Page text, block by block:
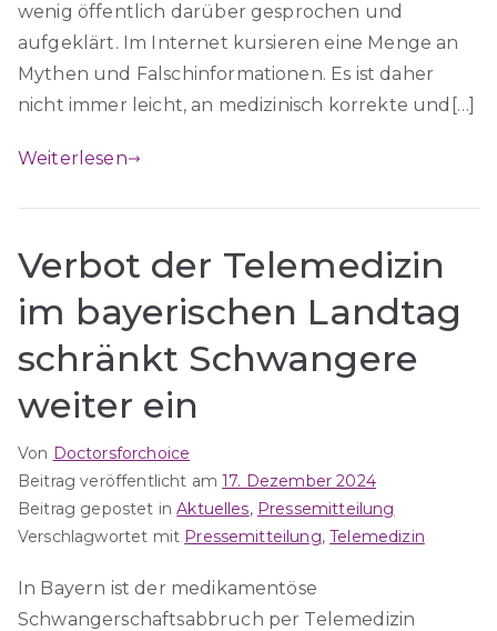
wenig öffentlich darüber gesprochen und
aufgeklärt. Im Internet kursieren eine Menge an
Mythen und Falschinformationen. Es ist daher
nicht immer leicht, an medizinisch korrekte und[…]
Weiterlesen
Verbot der Telemedizin
im bayerischen Landtag
schränkt Schwangere
weiter ein
Von Doctorsforchoice
Beitrag veröffentlicht am17. Dezember 2024
Beitrag gepostet inAktuelles, Pressemitteilung
Verschlagwortet mit Pressemitteilung,Telemedizin
In Bayern ist der medikamentöse
Schwangerschaftsabbruch per Telemedizin